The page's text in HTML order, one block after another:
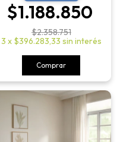
$1.188.850
$2.358.751
3 x $396.283,33 sin interés
Comprar